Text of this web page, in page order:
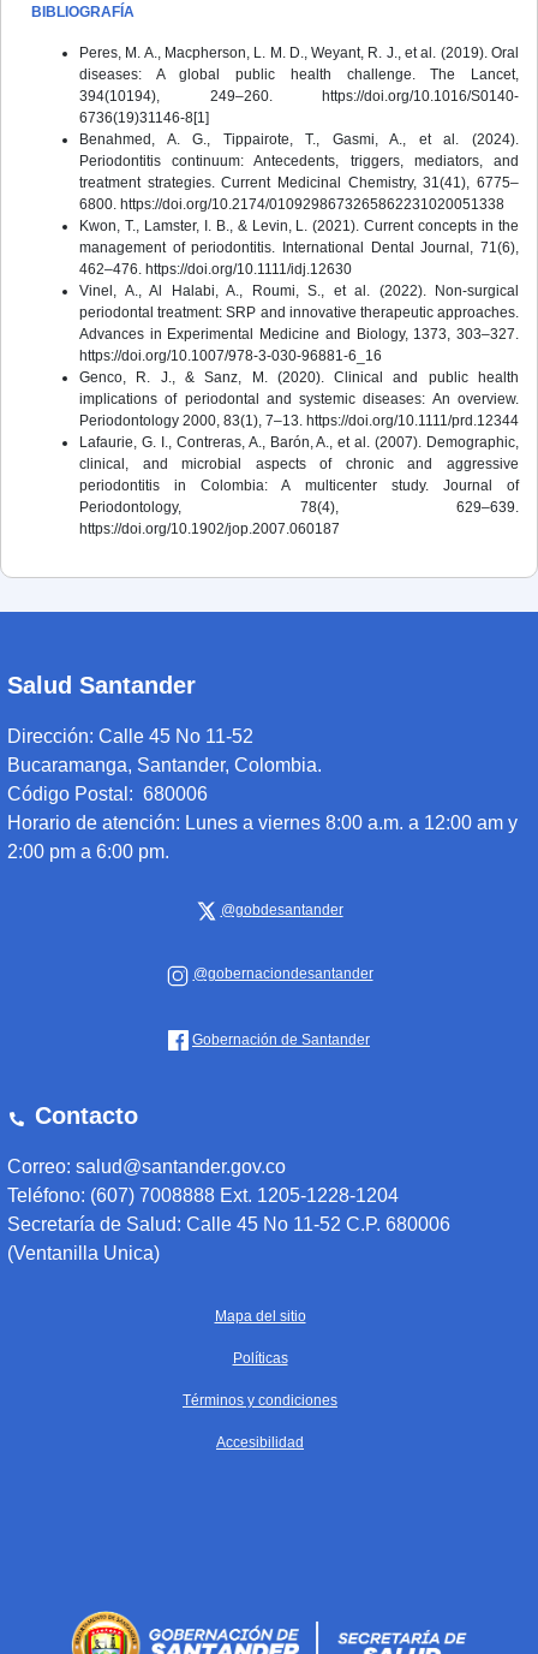
BIBLIOGRAFÍA
Peres, M. A., Macpherson, L. M. D., Weyant, R. J., et al. (2019). Oral
diseases: A global public health challenge. The Lancet,
394(10194), 249–260. https://doi.org/10.1016/S0140-
6736(19)31146-8[1]
Benahmed, A. G., Tippairote, T., Gasmi, A., et al. (2024).
Periodontitis continuum: Antecedents, triggers, mediators, and
treatment strategies. Current Medicinal Chemistry, 31(41), 6775–
6800. https://doi.org/10.2174/0109298673265862231020051338
Kwon, T., Lamster, I. B., & Levin, L. (2021). Current concepts in the
management of periodontitis. International Dental Journal, 71(6),
462–476. https://doi.org/10.1111/idj.12630
Vinel, A., Al Halabi, A., Roumi, S., et al. (2022). Non-surgical
periodontal treatment: SRP and innovative therapeutic approaches.
Advances in Experimental Medicine and Biology, 1373, 303–327.
https://doi.org/10.1007/978-3-030-96881-6_16
Genco, R. J., & Sanz, M. (2020). Clinical and public health
implications of periodontal and systemic diseases: An overview.
Periodontology 2000, 83(1), 7–13. https://doi.org/10.1111/prd.12344
Lafaurie, G. I., Contreras, A., Barón, A., et al. (2007). Demographic,
clinical, and microbial aspects of chronic and aggressive
periodontitis in Colombia: A multicenter study. Journal of
Periodontology, 78(4), 629–639.
https://doi.org/10.1902/jop.2007.060187
Salud Santander
Dirección: Calle 45 No 11-52
Bucaramanga, Santander, Colombia.
Código Postal: 680006
Horario de atención: Lunes a viernes 8:00 a.m. a 12:00 am y
2:00 pm a 6:00 pm.
@gobdesantander
@gobernaciondesantander
Gobernación de Santander
Contacto
Correo: salud@santander.gov.co
Teléfono: (607) 7008888 Ext. 1205-1228-1204
Secretaría de Salud: Calle 45 No 11-52 C.P. 680006
(Ventanilla Unica)
Mapa del sitio
Políticas
Términos y condiciones
Accesibilidad